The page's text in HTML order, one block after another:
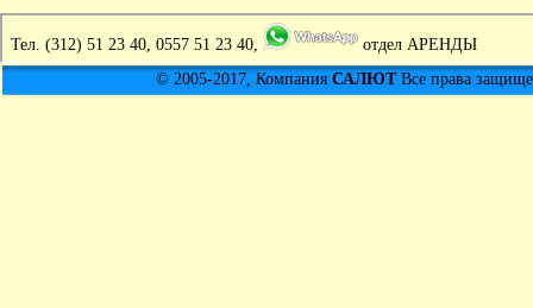
Тел. (312) 51 23 40, 0557 51 23 40,
отдел АРЕНДЫ
© 2005-2017, Компания САЛЮТВсе права